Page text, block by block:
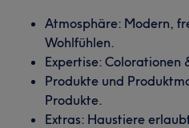
Atmosphäre: Modern,
Wohlfühlen.
Expertise: Colorationen
Produkte und
Produkte.
Extras: Haustiere